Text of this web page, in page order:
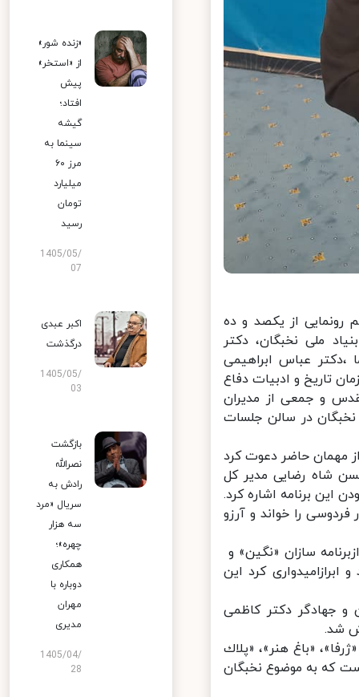
رونمایی از یكصد و ده
ملی نخبگان، دکتر
عباس ابراهیمی
تاریخ و ادبیات دفاع
و جمعی از مدیران
در سالن جلسات
مهمان حاضر دعوت کرد
محسن شاه رضایی مدیر کل
این برنامه اشاره کرد.
را خواند و آرزو
سازان «نگین» و
فرهنگی از مهر ماه سال 1399 آغاز شد و ابرازامیدواری کرد این
و جهادگر دکتر کاظمی
شد.
«باغ هنر»، «پلاك
که به موضوع نخبگان
«زنده شور»
از «استخر»
پیش
افتاد؛
گیشه
سینما به
مرز ۶۰
میلیارد
تومان
رسید
1405/05/
07
اکبر عبدی
درگذشت
1405/05/
03
بازگشت
نصرالله
رادش به
سریال «مرد
سه هزار
چهره»؛
همکاری
دوباره با
مهران
مدیری
1405/04/
28